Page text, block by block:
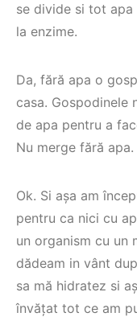
se divide si tot apa
la enzime.
Da, fără apa o
casa. Gospodinele
de apa pentru a
Nu merge fără apa.
Ok. Si așa am
pentru ca nici cu
un organism cu un
dădeam in vânt
sa mă hidratez si
învățat tot ce am